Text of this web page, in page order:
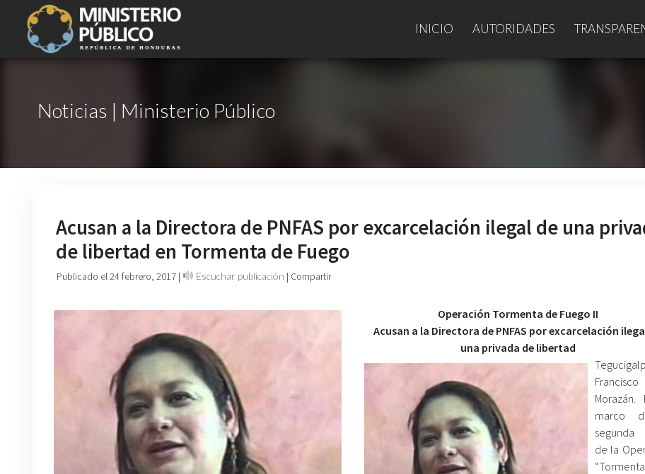
INICIO AUTORIDADES
Noticias | Ministerio Público
Acusan a la Directora de PNFAS por excarcelación ilegal de una
de libertad en Tormenta de Fuego
Publicado el 24 febrero, 2017 | Escuchar publicación | Compartir
Operación Tormenta de Fuego II
Acusan a la Directora de PNFAS por excarcelación
una privada de libertad
Francisco
marco
segunda
de la